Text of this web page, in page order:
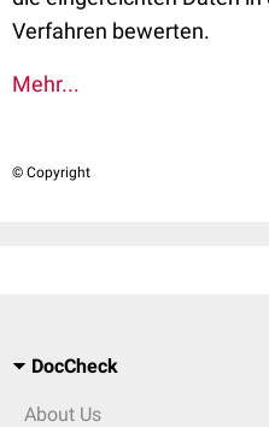
Verfahren bewerten.
Mehr...
© Copyright
DocCheck
About Us